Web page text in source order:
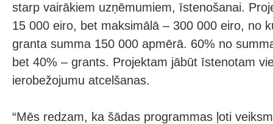
starp vairākiem uzņēmumiem, īstenošanai.
15 000 eiro, bet maksimālā – 300 000 eiro, no
granta summa 150 000 apmērā. 60% no
bet 40% – grants. Projektam jābūt īstenotam
ierobežojumu atcelšanas.
“Mēs redzam, ka šādas programmas ļoti